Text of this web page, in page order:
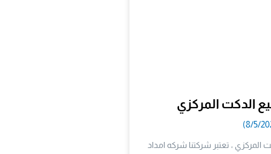
الدكت المركزي
، تعتبر شركتنا شركه امداد